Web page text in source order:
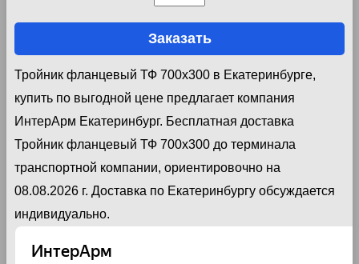
Заказать
Тройник фланцевый ТФ 700х300 в Екатеринбурге,
купить по выгодной цене предлагает компания
ИнтерАрм Екатеринбург. Бесплатная доставка
Тройник фланцевый ТФ 700х300 до терминала
транспортной компании, ориентировочно на
08.08.2026 г. Доставка по Екатеринбургу обсуждается
индивидуально.